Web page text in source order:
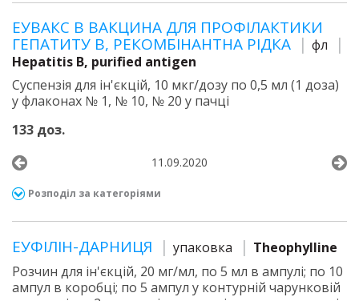
ЕУВАКС В ВАКЦИНА ДЛЯ ПРОФІЛАКТИКИ
ГЕПАТИТУ В, РЕКОМБІНАНТНА РІДКА
фл
Hepatitis B, purified antigen
Суспензія для ін'єкцій, 10 мкг/дозу по 0,5 мл (1 доза)
у флаконах № 1, № 10, № 20 у пачці
133 доз.
11.09.2020
Розподіл за категоріями
ЕУФІЛІН-ДАРНИЦЯ упаковка
Theophylline
Розчин для ін'єкцій, 20 мг/мл, по 5 мл в ампулі; по 10
ампул в коробці; по 5 ампул у контурній чарунковій